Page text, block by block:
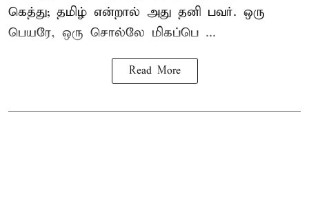
கெத்து; தமிழ் என்றால் அது தனி பவர். ஒரு
பெயரே, ஒரு சொல்லே மிகப்பெ ...
Read More